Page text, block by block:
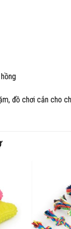
đồ chơi cắn cho